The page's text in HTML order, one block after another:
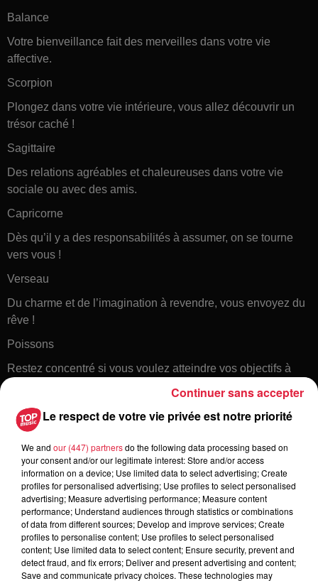
Balance
Votre bienveillance fait des merveilles dans votre vie
affective.
Scorpion
Plongez dans votre vie intérieure, vous allez découvrir un
trésor caché !
Sagittaire
Des relations agréables et chaleureuses dans votre vie
sociale ou avec des amis.
Capricorne
Dès qu’il y a des responsabilités à assumer, on se tourne
vers vous !
Verseau
Du charme et de l’imagination à revendre, vous envoyez du
rêve !
Poissons
Restez concentré si vous voulez atteindre vos objectifs à
Toute l'actu
6 août 2026
À Hoerdt, de l’eau brune sort des
Le respect de votre vie privée est notre priorité
We and our (447) partnersdo the following data processing based on
your consent and/or our legitimate interest: Store and/or access
information on a device; Use limited data to select advertising; Create
profiles for personalised advertising; Use profiles to select personalised
advertising; Measure advertising performance; Measure content
performance; Understand audiences through statistics or combinations
of data from different sources; Develop and improve services; Create
profiles to personalise content; Use profiles to select personalised
content; Use limited data to select content; Ensure security, prevent and
detect fraud, and fix errors; Deliver and present advertising and content;
Save and communicate privacy choices. These technologies may
Continuer sans accepter